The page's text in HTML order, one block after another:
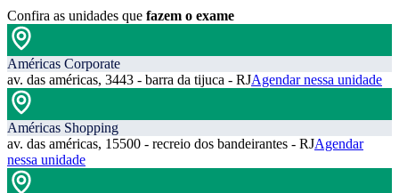
Confira as unidades que fazem o exame
Américas Corporate
av. das américas, 3443 - barra da tijuca - RJAgendar nessa unidade
Américas Shopping
av. das américas, 15500 - recreio dos bandeirantes - RJAgendar
nessa unidade